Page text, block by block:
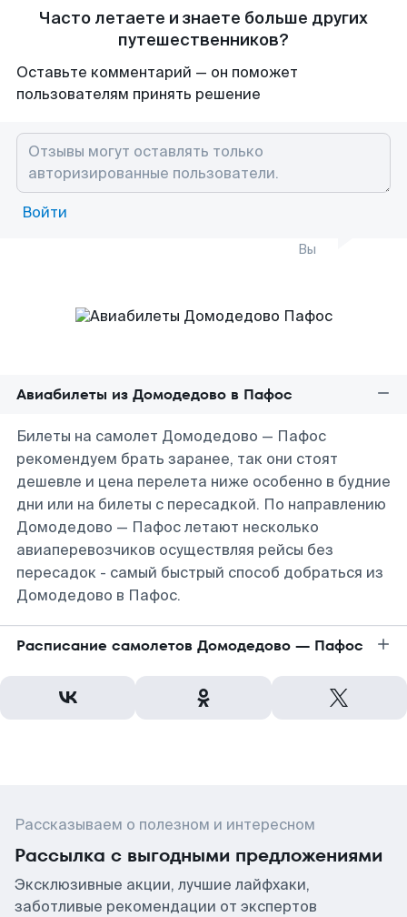
Часто летаете и знаете больше других
путешественников?
Оставьте комментарий — он поможет
пользователям принять решение
Войти
Вы
Авиабилеты из Домодедово в Пафос
Билеты на самолет Домодедово — Пафос
рекомендуем брать заранее, так они стоят
дешевле и цена перелета ниже особенно в будние
дни или на билеты с пересадкой. По направлению
Домодедово — Пафос летают несколько
авиаперевозчиков осуществляя рейсы без
пересадок - самый быстрый способ добраться из
Домодедово в Пафос.
Расписание самолетов Домодедово — Пафос
Рассказываем о полезном и интересном
Рассылка с выгодными предложениями
Эксклюзивные акции, лучшие лайфхаки,
заботливые рекомендации от экспертов